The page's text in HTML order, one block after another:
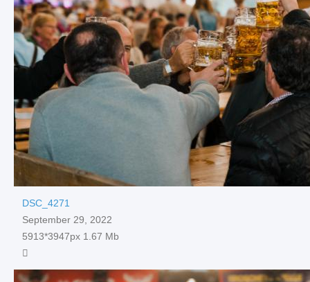
DSC_4271
September 29, 2022
5913*3947px 1.67 Mb